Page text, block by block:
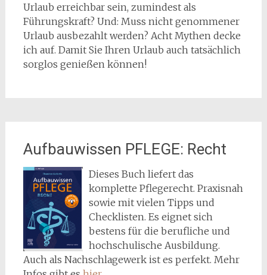
Urlaub erreichbar sein, zumindest als
Führungskraft? Und: Muss nicht genommener
Urlaub ausbezahlt werden? Acht Mythen decke
ich auf. Damit Sie Ihren Urlaub auch tatsächlich
sorglos genießen können!
Aufbauwissen PFLEGE: Recht
Dieses Buch liefert das
komplette Pflegerecht. Praxisnah
sowie mit vielen Tipps und
Checklisten. Es eignet sich
bestens für die berufliche und
hochschulische Ausbildung.
Auch als Nachschlagewerk ist es perfekt. Mehr